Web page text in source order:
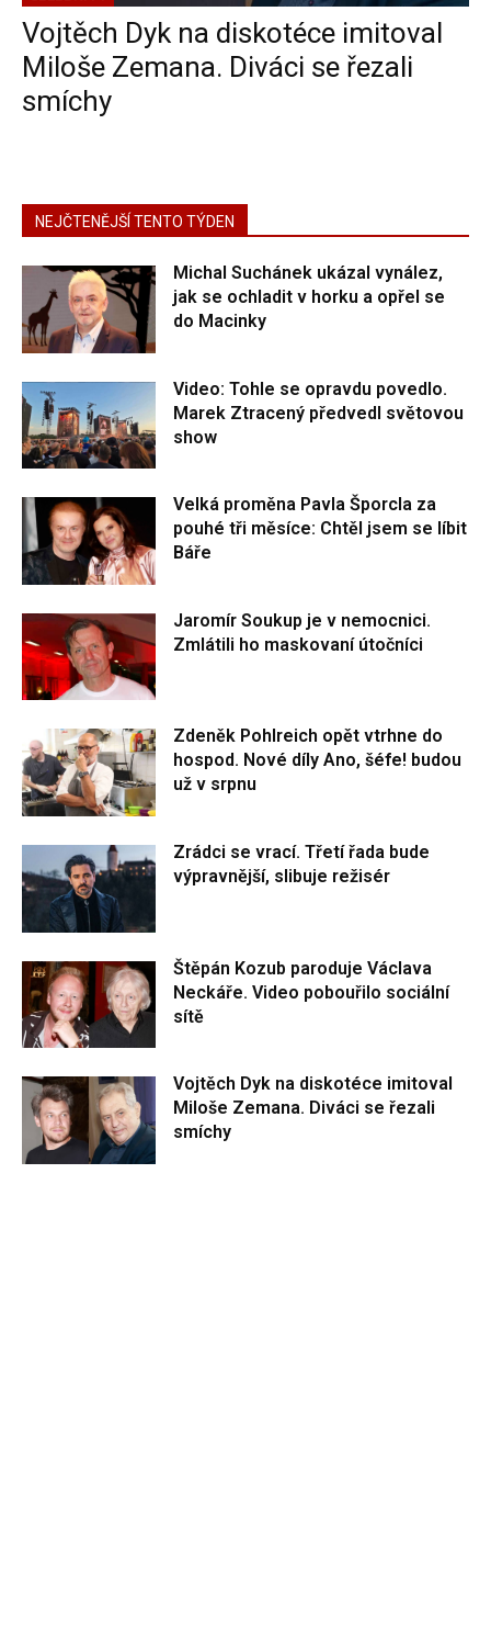
Vojtěch Dyk na diskotéce imitoval
Miloše Zemana. Diváci se řezali
smíchy
NEJČTENĚJŠÍ TENTO TÝDEN
Michal Suchánek ukázal vynález,
jak se ochladit v horku a opřel se
do Macinky
Video: Tohle se opravdu povedlo.
Marek Ztracený předvedl světovou
show
Velká proměna Pavla Šporcla za
pouhé tři měsíce: Chtěl jsem se líbit
Báře
Jaromír Soukup je v nemocnici.
Zmlátili ho maskovaní útočníci
Zdeněk Pohlreich opět vtrhne do
hospod. Nové díly Ano, šéfe! budou
už v srpnu
Zrádci se vrací. Třetí řada bude
výpravnější, slibuje režisér
Štěpán Kozub paroduje Václava
Neckáře. Video pobouřilo sociální
sítě
Vojtěch Dyk na diskotéce imitoval
Miloše Zemana. Diváci se řezali
smíchy